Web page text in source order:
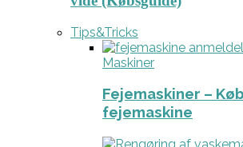
Tips&Tricks
Maskiner
Fejemaskiner –
fejemaskine